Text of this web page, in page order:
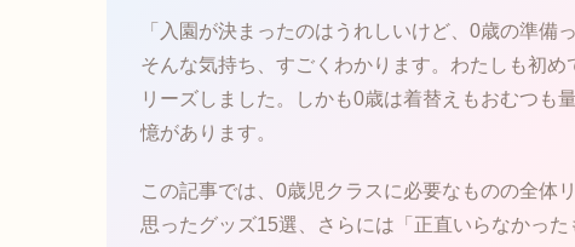
「入園が決まったのはうれしいけど、0歳の準備
そんな気持ち、すごくわかります。わたしも初
リーズしました。しかも0歳は着替えもおむつも
憶があります。
この記事では、0歳児クラスに必要なものの全体
思ったグッズ15選、さらには「正直いらなかっ